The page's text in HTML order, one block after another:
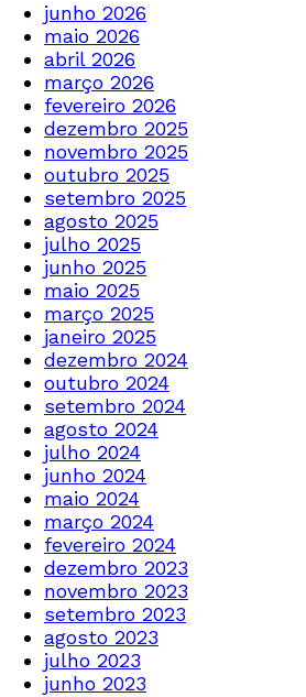
junho 2026
maio 2026
abril 2026
março 2026
fevereiro 2026
dezembro 2025
novembro 2025
outubro 2025
setembro 2025
agosto 2025
julho 2025
junho 2025
maio 2025
março 2025
janeiro 2025
dezembro 2024
outubro 2024
setembro 2024
agosto 2024
julho 2024
junho 2024
maio 2024
março 2024
fevereiro 2024
dezembro 2023
novembro 2023
setembro 2023
agosto 2023
julho 2023
junho 2023